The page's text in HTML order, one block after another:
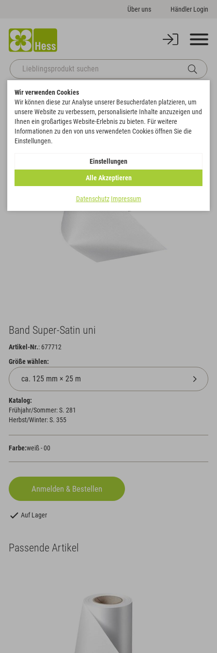
Über uns Händler Login
Startseite Themenwelten
Zurück zur Artikelübersicht
Band Super-Satin uni
Artikel-Nr.: 677712
Größe wählen:
Katalog:
Frühjahr/Sommer: S. 281
Herbst/Winter: S. 355
Farbe:weiß - 00
Auf Lager
Passende Artikel
Wir verwenden Cookies
Wir können diese zur Analyse unserer Besucherdaten platzieren, um
unsere Website zu verbessern, personalisierte Inhalte anzuzeigen und
Ihnen ein großartiges Website-Erlebnis zu bieten. Für weitere
Informationen zu den von uns verwendeten Cookies öffnen Sie die
Einstellungen.
Einstellungen
Alle Akzeptieren
Datenschutz Impressum